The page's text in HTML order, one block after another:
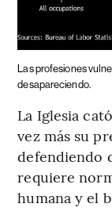
Las profesiones
desapareciendo.
La Iglesia
vez más su
defendiendo
requiere
humana y el